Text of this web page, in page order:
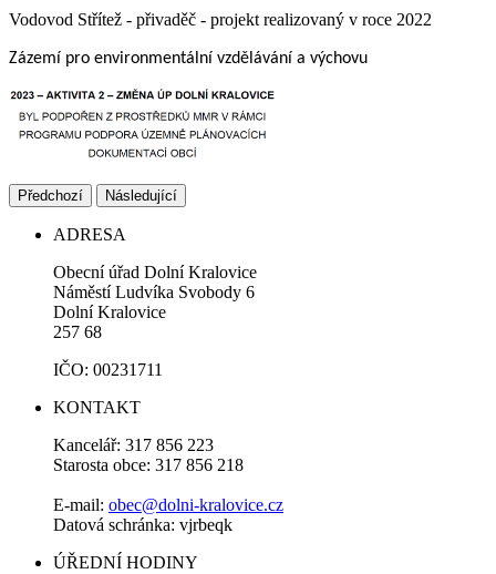
Vodovod Střítež - přivaděč - projekt realizovaný v roce 2022
Zázemí pro environmentální vzdělávání a výchovu
Předchozí Následující
ADRESA
Obecní úřad Dolní Kralovice
Náměstí Ludvíka Svobody 6
Dolní Kralovice
257 68
IČO: 00231711
KONTAKT
Kancelář: 317 856 223
Starosta obce: 317 856 218
E-mail: obec@dolni-kralovice.cz
Datová schránka: vjrbeqk
ÚŘEDNÍ HODINY